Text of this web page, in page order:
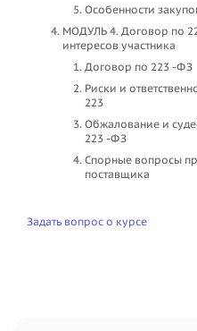
Особенности
МОДУЛЬ 4. Договор по
интересов участника
Договор по 223 -ФЗ
Риски и
223
Обжалование и
223 -ФЗ
Спорные вопросы
поставщика
Задать вопрос о курсе